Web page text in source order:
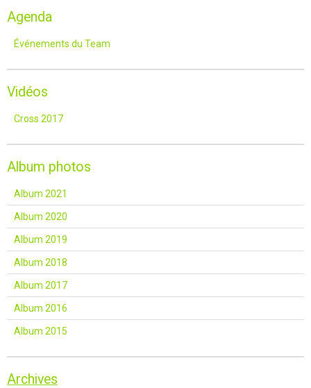
Agenda
Événements du Team
Vidéos
Cross 2017
Album photos
Album 2021
Album 2020
Album 2019
Album 2018
Album 2017
Album 2016
Album 2015
Archives